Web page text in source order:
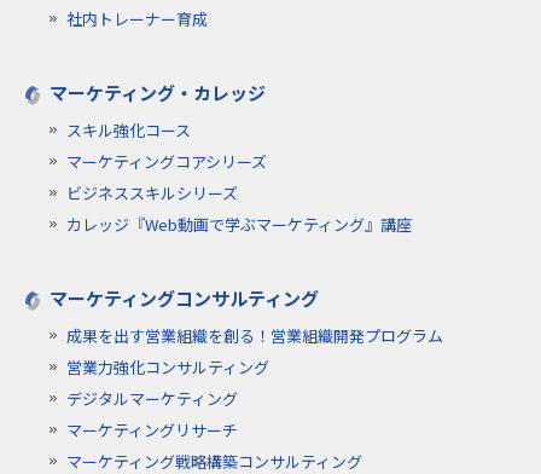
社内トレーナー育成
マーケティング・カレッジ
スキル強化コース
マーケティングコアシリーズ
ビジネススキルシリーズ
カレッジ『Web動画で学ぶマーケティング』講座
マーケティングコンサルティング
成果を出す営業組織を創る！営業組織開発プログラム
営業力強化コンサルティング
デジタルマーケティング
マーケティングリサーチ
マーケティング戦略構築コンサルティング